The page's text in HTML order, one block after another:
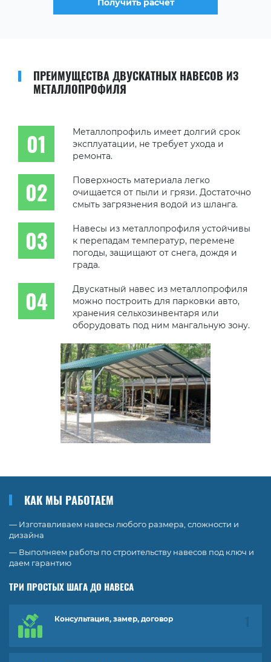
Получить расчет
ПРЕИМУЩЕСТВА ДВУСКАТНЫХ НАВЕСОВ ИЗ
МЕТАЛЛОПРОФИЛЯ
Металлопрофиль имеет долгий срок
эксплуатации, не требует ухода и
ремонта.
Поверхность материала легко
очищается от пыли и грязи. Достаточно
смыть загрязнения водой из шланга.
Навесы из металлопрофиля устойчивы
к перепадам температур, перемене
погоды, защищают от снега, дождя и
града.
Двускатный навес из металлопрофиля
можно построить для парковки авто,
хранения сельхозинвентаря или
оборудовать под ним мангальную зону.
КАК МЫ РАБОТАЕМ
— Изготавливаем навесы любого размера, сложности и
дизайна
— Выполняем работы по строительству навесов под ключ и
даем гарантию
ТРИ ПРОСТЫХ ШАГА ДО НАВЕСА
Консультация, замер, договор